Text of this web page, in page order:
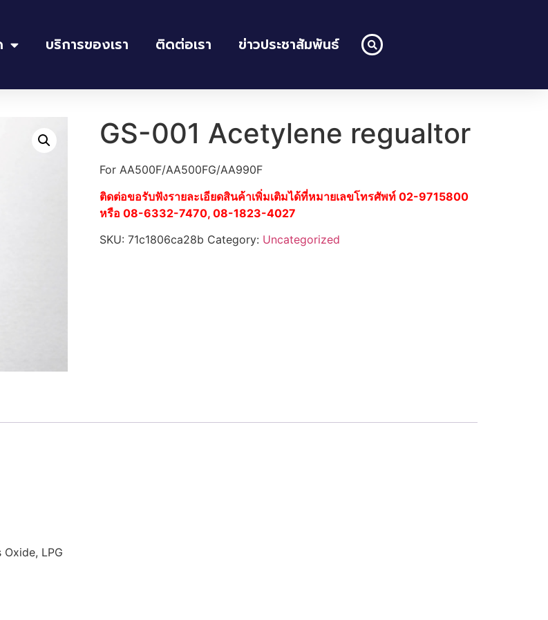
บริการของเรา ติดต่อเรา ข่าวประชาสัมพันธ์
GS-001 Acetylene regualtor
For AA500F/AA500FG/AA990F
ติดต่อขอรับฟังรายละเอียดสินค้าเพิ่มเติมได้ที่หมายเลขโทรศัพท์ 02-9715800
หรือ 08-6332-7470, 08-1823-4027
SKU: 71c1806ca28b Category: Uncategorized
LPG